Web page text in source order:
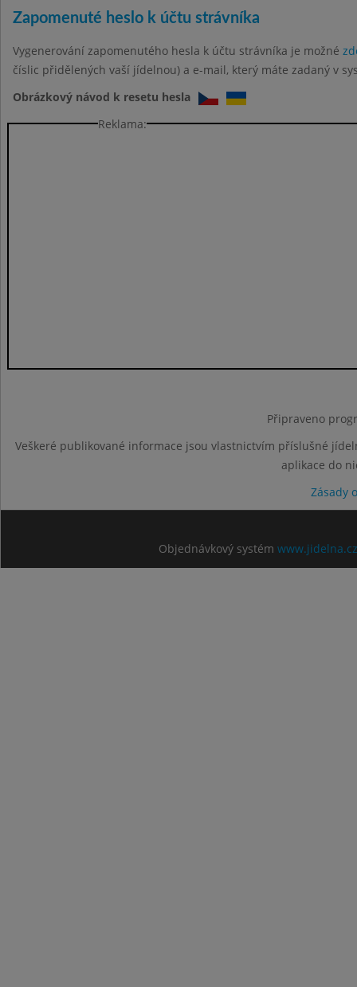
Zapomenuté heslo k účtu strávníka
Vygenerování zapomenutého hesla k účtu strávníka je možné
číslic přidělených vaší jídelnou) a e-mail, který máte zadaný v
Obrázkový návod k resetu hesla
Reklama:
Připraveno
Veškeré publikované informace jsou vlastnictvím příslušné
aplikace do
Zásady
Objednávkový systém www.jidelna.cz